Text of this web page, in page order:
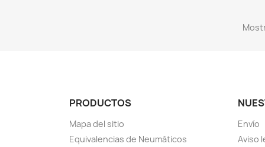
PRODUCTOS
Mapa del sitio
Equivalencias de Neumáticos
Envío
Aviso